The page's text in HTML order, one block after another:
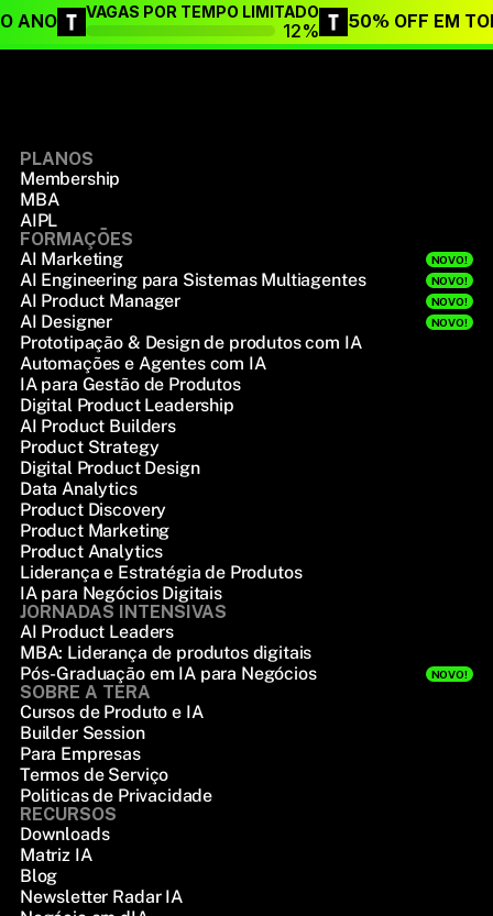
ANO VAGAS POR TEMPO LIMITADO
12% 50% OFF EM
PLANOS
Membership
MBA
AIPL
FORMAÇÕES
AI Marketing
NOVO!
AI Engineering para Sistemas Multiagentes NOVO!
AI Product Manager NOVO!
AI Designer NOVO!
Prototipação & Design de produtos com IA
Automações e Agentes com IA
IA para Gestão de Produtos
Digital Product Leadership
AI Product Builders
Product Strategy
Digital Product Design
Data Analytics
Product Discovery
Product Marketing
Product Analytics
Liderança e Estratégia de Produtos
IA para Negócios Digitais
JORNADAS INTENSIVAS
AI Product Leaders
MBA: Liderança de produtos digitais
Pós-Graduação em IA para Negócios
NOVO!
SOBRE A TERA
Cursos de Produto e IA
Builder Session
Para Empresas
Termos de Serviço
Politicas de Privacidade
RECURSOS
Downloads
Matriz IA
Blog
Newsletter Radar IA